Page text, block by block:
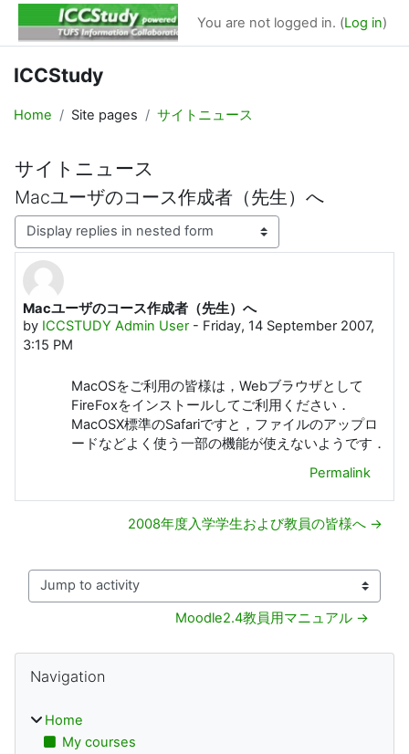
Skip to main content
You are not logged in. (Log in)
ICCStudy
Home Site pages サイトニュース
サイトニュース
Macユーザのコース作成者（先生）へ
Display mode
Macユーザのコース作成者（先生）へ
by ICCSTUDY Admin User- Friday, 14 September 2007,
3:15 PM
Number of replies: 0
MacOSをご利用の皆様は，Webブラウザとして
FireFoxをインストールしてご利用ください．
MacOSX標準のSafariですと，ファイルのアップロ
ードなどよく使う一部の機能が使えないようです．
Permalink
2008年度入学学生および教員の皆様へ →
Jump to activity
Moodle2.4教員用マニュアル →
Blocks
Navigation
Home
My courses